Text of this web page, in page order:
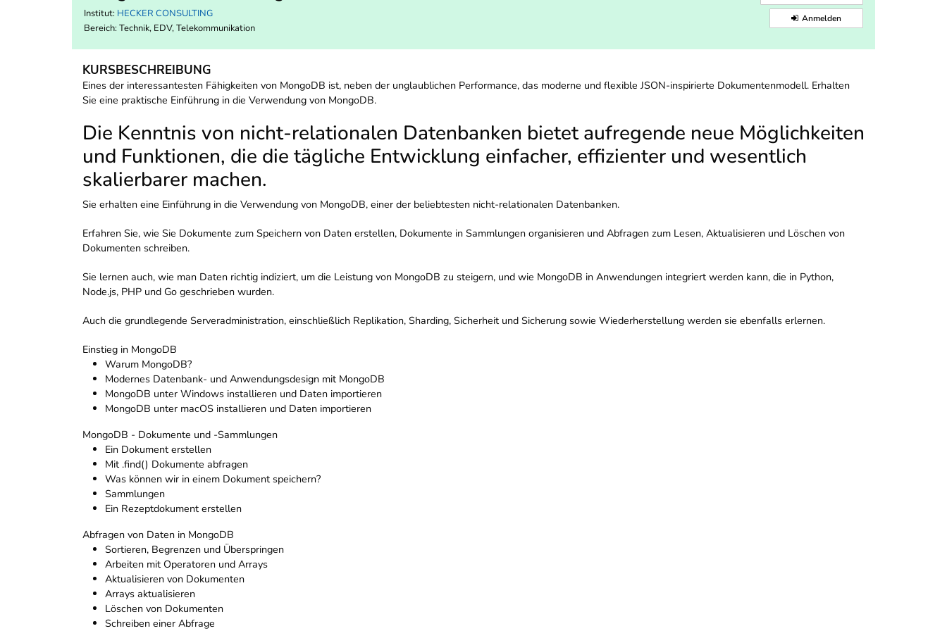
Institut: HECKER CONSULTING
Bereich: Technik, EDV, Telekommunikation
Anmelden
KURSBESCHREIBUNG
Eines der interessantesten Fähigkeiten von MongoDB ist, neben der unglaublichen Performance, das moderne und flexible JSON-inspirierte Dokumentenmodell. Erhalten
Sie eine praktische Einführung in die Verwendung von MongoDB.
Die Kenntnis von nicht-relationalen Datenbanken bietet aufregende neue Möglichkeiten
und Funktionen, die die tägliche Entwicklung einfacher, effizienter und wesentlich
skalierbarer machen.
Sie erhalten eine Einführung in die Verwendung von MongoDB, einer der beliebtesten nicht-relationalen Datenbanken.
Erfahren Sie, wie Sie Dokumente zum Speichern von Daten erstellen, Dokumente in Sammlungen organisieren und Abfragen zum Lesen, Aktualisieren und Löschen von
Dokumenten schreiben.
Sie lernen auch, wie man Daten richtig indiziert, um die Leistung von MongoDB zu steigern, und wie MongoDB in Anwendungen integriert werden kann, die in Python,
Node.js, PHP und Go geschrieben wurden.
Auch die grundlegende Serveradministration, einschließlich Replikation, Sharding, Sicherheit und Sicherung sowie Wiederherstellung werden sie ebenfalls erlernen.
Einstieg in MongoDB
Warum MongoDB?
Modernes Datenbank- und Anwendungsdesign mit MongoDB
MongoDB unter Windows installieren und Daten importieren
MongoDB unter macOS installieren und Daten importieren
MongoDB - Dokumente und -Sammlungen
Ein Dokument erstellen
Mit .find() Dokumente abfragen
Was können wir in einem Dokument speichern?
Sammlungen
Ein Rezeptdokument erstellen
Abfragen von Daten in MongoDB
Sortieren, Begrenzen und Überspringen
Arbeiten mit Operatoren und Arrays
Aktualisieren von Dokumenten
Arrays aktualisieren
Löschen von Dokumenten
Schreiben einer Abfrage